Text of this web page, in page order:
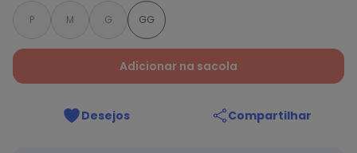
P M G GG
Adicionar na sacola
Desejos Compartilhar